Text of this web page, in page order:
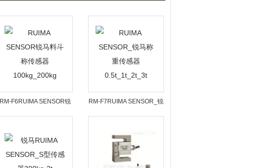
RM-F6RUIMA SENSOR锐
马料斗称传感器
RM-F7RUIMA SENSOR_锐
马称重传感器0.5t_1t_2t_3t